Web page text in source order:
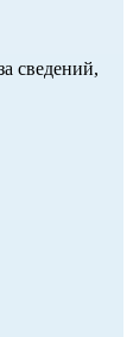
сведений,